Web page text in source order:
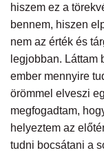
hiszem ez a
bennem, hiszen
nem az érték és
legjobban. Láttam
ember mennyire
örömmel elveszi
megfogadtam,
helyeztem az
tudni bocsátani a